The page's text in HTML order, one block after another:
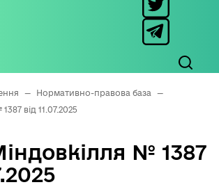
— Нормативно-правова база
—
від 11.07.2025
№ 1387